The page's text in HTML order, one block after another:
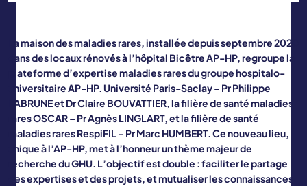
La maison des maladies rares, installée depuis septembre 2020
dans des locaux rénovés à l’hôpital Bicêtre AP-HP, regroupe la
plateforme d’expertise maladies rares du groupe hospitalo-
universitaire AP-HP. Université Paris-Saclay – Pr Philippe
LABRUNE et Dr Claire BOUVATTIER, la filière de santé maladies
rares OSCAR – Pr Agnès LINGLART, et la filière de santé
maladies rares RespiFIL – Pr Marc HUMBERT. Ce nouveau lieu,
unique à l’AP-HP, met à l’honneur un thème majeur de
recherche du GHU. L’objectif est double : faciliter le partage
des expertises et des projets, et mutualiser les connaissances